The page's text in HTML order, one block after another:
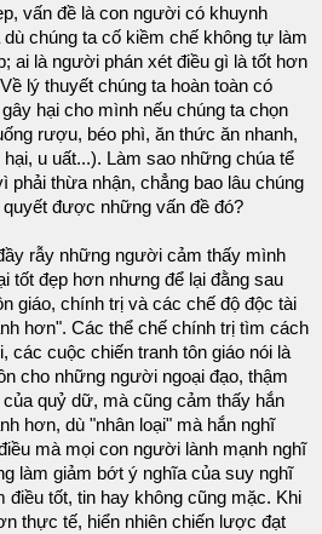
vấn đề là con người có khuynh
chúng ta cố kiềm chế không tự làm
ai là người phán xét điều gì là tốt hơn
lý thuyết chúng ta hoàn toàn có
hại cho mình nếu chúng ta chọn
rượu, béo phì, ăn thức ăn nhanh,
u uất...). Làm sao những chúa tể
phải thừa nhận, chẳng bao lâu chúng
được những vấn đề đó?
rẫy những người cảm thấy mình
tốt đẹp hơn nhưng để lại đằng sau
giáo, chính trị và các chế độ độc tài
hơn". Các thể chế chính trị tìm cách
các cuộc chiến tranh tôn giáo nói là
cho những người ngoại đạo, thậm
quỷ dữ, mà cũng cảm thấy hắn
hơn, dù "nhân loại" mà hắn nghĩ
mà mọi con người lành mạnh nghĩ
làm giảm bớt ý nghĩa của suy nghĩ
điều tốt, tin hay không cũng mặc. Khi
thực tế, hiển nhiên chiến lược đạt